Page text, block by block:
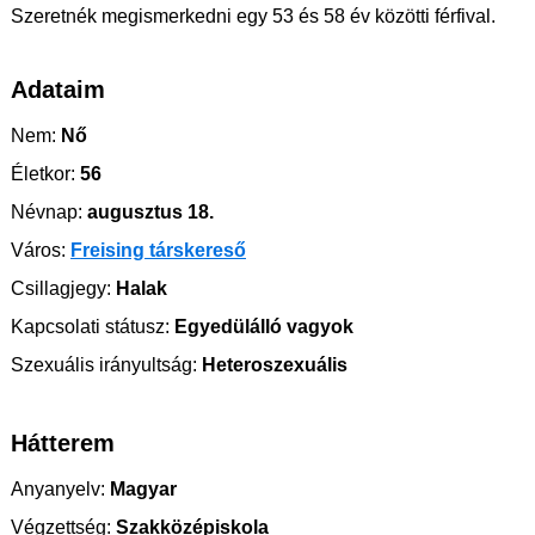
Szeretnék megismerkedni egy 53 és 58 év közötti férfival.
Adataim
Nem: Nő
Életkor: 56
Névnap: augusztus 18.
Város: Freising társkereső
Csillagjegy: Halak
Kapcsolati státusz: Egyedülálló vagyok
Szexuális irányultság: Heteroszexuális
Hátterem
Anyanyelv: Magyar
Végzettség: Szakközépiskola